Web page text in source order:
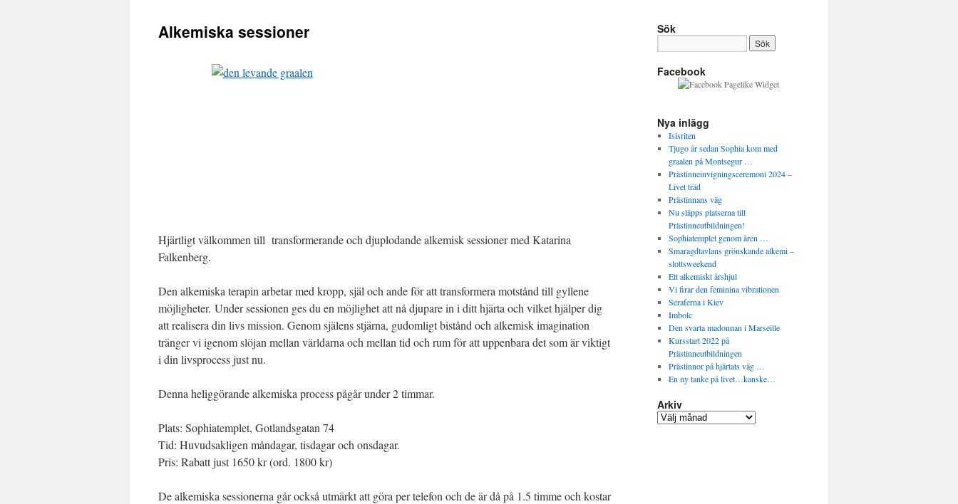
Alkemiska sessioner
Hjärtligt välkommen till transformerande och djuplodande alkemisk sessioner med Katarina
Falkenberg.
Den alkemiska terapin arbetar med kropp, själ och ande för att transformera motstånd till gyllene
möjligheter. Under sessionen ges du en möjlighet att nå djupare in i ditt hjärta och vilket hjälper dig
att realisera din livs mission. Genom själens stjärna, gudomligt bistånd och alkemisk imagination
tränger vi igenom slöjan mellan världarna och mellan tid och rum för att uppenbara det som är viktigt
i din livsprocess just nu.
Denna heliggörande alkemiska process pågår under 2 timmar.
Plats: Sophiatemplet, Gotlandsgatan 74
Tid: Huvudsakligen måndagar, tisdagar och onsdagar.
Pris: Rabatt just 1650 kr (ord. 1800 kr)
De alkemiska sessionerna går också utmärkt att göra per telefon och de är då på 1.5 timme och kostar
Sök
Facebook
Nya inlägg
Isisriten
Tjugo år sedan Sophia kom med
graalen på Montsegur …
Prästinneinvigningsceremoni 2024 –
Livet träd
Prästinnans väg
Nu släpps platserna till
Prästinneutbildningen!
Sophiatemplet genom åren …
Smaragdtavlans grönskande alkemi –
slottsweekend
Ett alkemiskt årshjul
Vi firar den feminina vibrationen
Seraferna i Kiev
Imbolc
Den svarta madonnan i Marseille
Kursstart 2022 på
Prästinneutbildningen
Prästinnor på hjärtats väg …
En ny tanke på livet…kanske…
Arkiv
Arkiv